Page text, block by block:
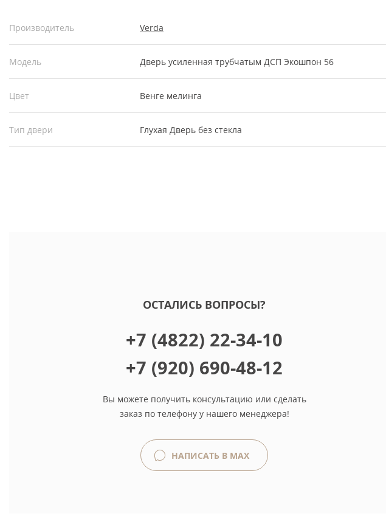
Производитель Verda
Модель Дверь усиленная трубчатым ДСП Экошпон 56
Цвет Венге мелинга
Тип двери Глухая Дверь без стекла
ОСТАЛИСЬ ВОПРОСЫ?
+7 (4822) 22-34-10
+7 (920) 690-48-12
Вы можете получить консультацию или сделать
заказ по телефону у нашего менеджера!
НАПИСАТЬ В MAX